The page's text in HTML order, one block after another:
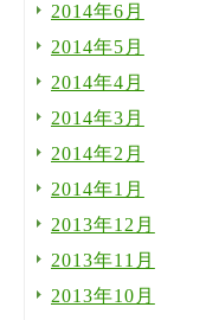
2014年6月
2014年5月
2014年4月
2014年3月
2014年2月
2014年1月
2013年12月
2013年11月
2013年10月